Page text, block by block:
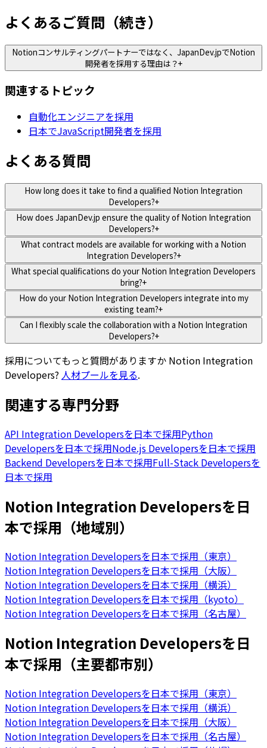
よくあるご質問（続き）
Notionコンサルティングパートナーではなく、JapanDev.jpでNotion
開発者を採用する理由は？+
関連するトピック
自動化エンジニアを採用
日本でJavaScript開発者を採用
よくある質問
How long does it take to find a qualified Notion Integration
Developers?+
How does JapanDev.jp ensure the quality of Notion Integration
Developers?+
What contract models are available for working with a Notion
Integration Developers?+
What special qualifications do your Notion Integration Developers
bring?+
How do your Notion Integration Developers integrate into my
existing team?+
Can I flexibly scale the collaboration with a Notion Integration
Developers?+
採用についてもっと質問がありますか Notion Integration
Developers? 人材プールを見る.
関連する専門分野
API Integration Developersを日本で採用Python
Developersを日本で採用Node.js Developersを日本で採用
Backend Developersを日本で採用Full-Stack Developersを
日本で採用
Notion Integration Developersを日
本で採用（地域別）
Notion Integration Developersを日本で採用（東京）
Notion Integration Developersを日本で採用（大阪）
Notion Integration Developersを日本で採用（横浜）
Notion Integration Developersを日本で採用（kyoto）
Notion Integration Developersを日本で採用（名古屋）
Notion Integration Developersを日
本で採用（主要都市別）
Notion Integration Developersを日本で採用（東京）
Notion Integration Developersを日本で採用（横浜）
Notion Integration Developersを日本で採用（大阪）
Notion Integration Developersを日本で採用（名古屋）